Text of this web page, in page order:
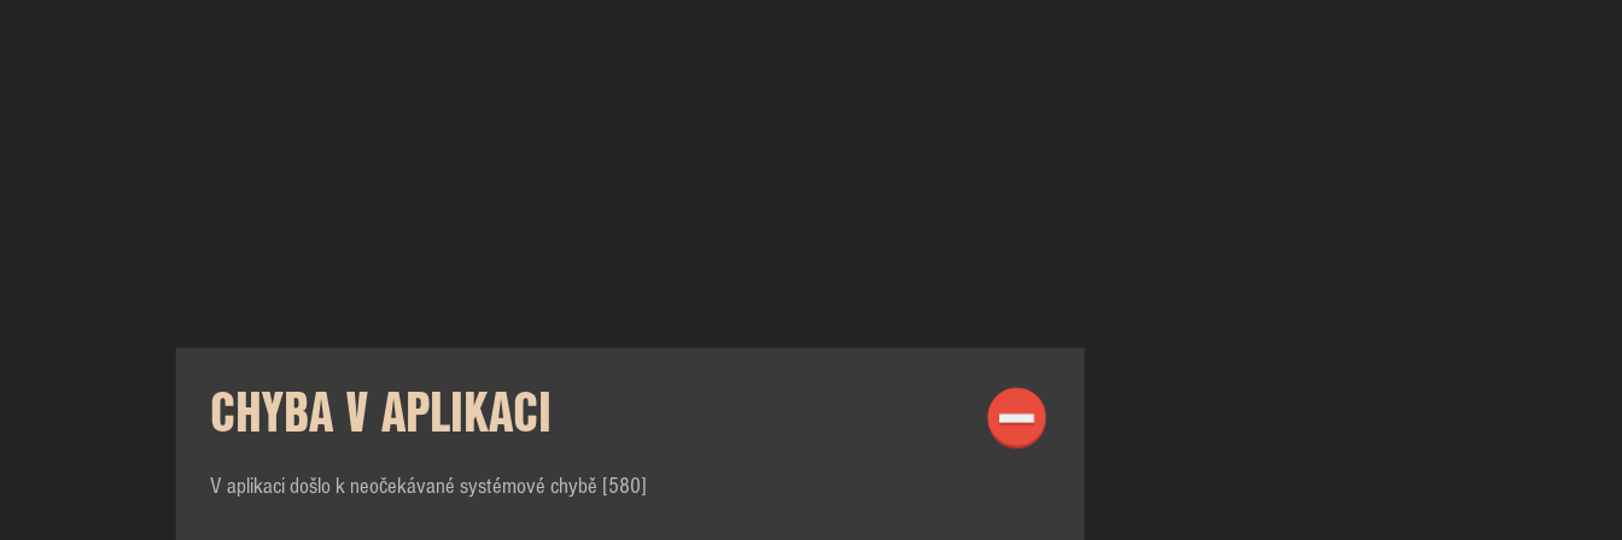
CHYBA V APLIKACI
V aplikaci došlo k neočekávané systémové chybě [580]